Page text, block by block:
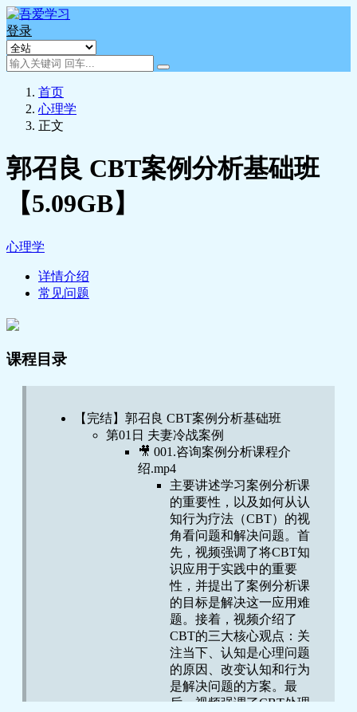
登录
首页
心理学
正文
郭召良 CBT案例分析基础班
【5.09GB】
心理学
详情介绍
常见问题
课程目录
【完结】郭召良 CBT案例分析基础班
第01日 夫妻冷战案例
🎥 001.咨询案例分析课程介
绍.mp4
主要讲述学习案例分析课
的重要性，以及如何从认
知行为疗法（CBT）的视
角看问题和解决问题。首
先，视频强调了将CBT知
识应用于实践中的重要
性，并提出了案例分析课
的目标是解决这一应用难
题。接着，视频介绍了
CBT的三大核心观点：关
注当下、认知是心理问题
的原因、改变认知和行为
是解决问题的方案。最
后，视频强调了CBT处理